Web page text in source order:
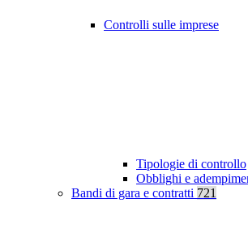
Controlli sulle imprese
Tipologie di controllo
Obblighi e
Bandi di gara e contratti 721